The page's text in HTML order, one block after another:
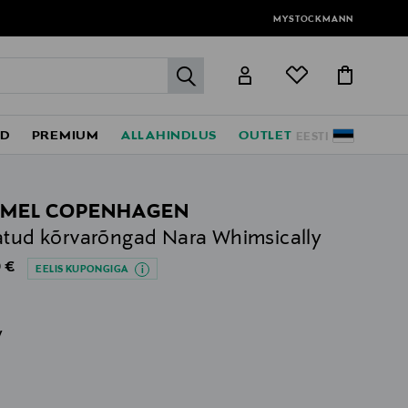
MYSTOCKMANN
label.header.go
EESTI
PREMIUM ALLAHINDLUS OUTLET
COPENHAGEN
kõrvarõngad Nara Whimsically
Price
€ EELIS KUPONGIGA